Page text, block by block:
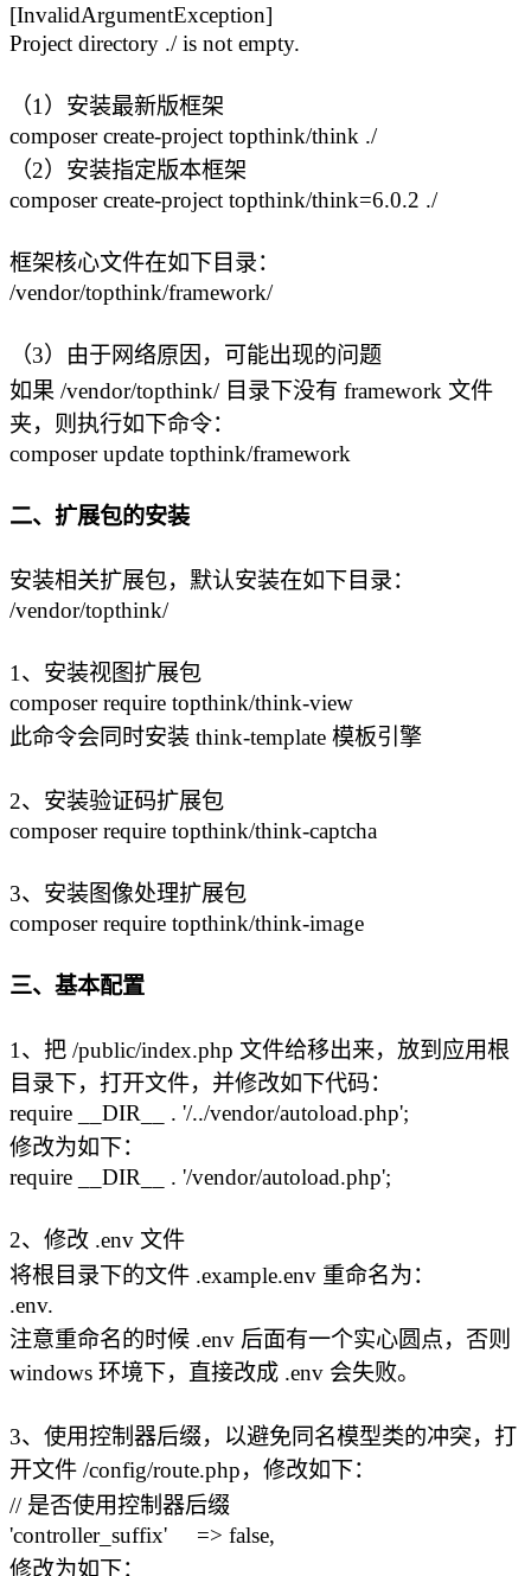
[InvalidArgumentException]
Project directory ./ is not empty.
（1）安装最新版框架
composer create-project topthink/think ./
（2）安装指定版本框架
composer create-project topthink/think=6.0.2 ./
框架核心文件在如下目录：
/vendor/topthink/framework/
（3）由于网络原因，可能出现的问题
如果 /vendor/topthink/ 目录下没有 framework 文件
夹，则执行如下命令：
composer update topthink/framework
二、扩展包的安装
安装相关扩展包，默认安装在如下目录：
/vendor/topthink/
1、安装视图扩展包
composer require topthink/think-view
此命令会同时安装 think-template 模板引擎
2、安装验证码扩展包
composer require topthink/think-captcha
3、安装图像处理扩展包
composer require topthink/think-image
三、基本配置
1、把 /public/index.php 文件给移出来，放到应用根
目录下，打开文件，并修改如下代码：
require __DIR__ . '/../vendor/autoload.php';
修改为如下：
require __DIR__ . '/vendor/autoload.php';
2、修改 .env 文件
将根目录下的文件 .example.env 重命名为：
.env.
注意重命名的时候 .env 后面有一个实心圆点，否则
windows 环境下，直接改成 .env 会失败。
3、使用控制器后缀，以避免同名模型类的冲突，打
开文件 /config/route.php，修改如下：
// 是否使用控制器后缀
'controller_suffix' => false,
修改为如下：